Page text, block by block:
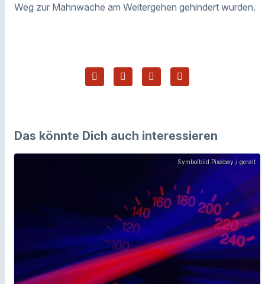
Weg zur Mahnwache am Weitergehen gehindert wurden.
Das könnte Dich auch interessieren
Symbolbild Pixabay / geralt